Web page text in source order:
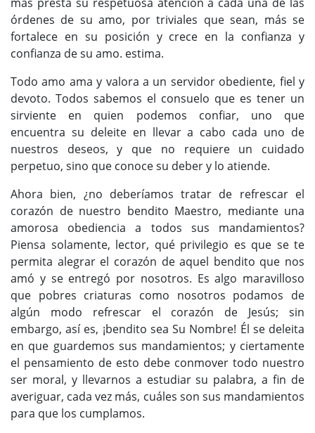
órdenes de su amo, por triviales que sean, más se
fortalece en su posición y crece en la confianza y
confianza de su amo. estima.
Todo amo ama y valora a un servidor obediente, fiel y
devoto. Todos sabemos el consuelo que es tener un
sirviente en quien podemos confiar, uno que
encuentra su deleite en llevar a cabo cada uno de
nuestros deseos, y que no requiere un cuidado
perpetuo, sino que conoce su deber y lo atiende.
Ahora bien, ¿no deberíamos tratar de refrescar el
corazón de nuestro bendito Maestro, mediante una
amorosa obediencia a todos sus mandamientos?
Piensa solamente, lector, qué privilegio es que se te
permita alegrar el corazón de aquel bendito que nos
amó y se entregó por nosotros. Es algo maravilloso
que pobres criaturas como nosotros podamos de
algún modo refrescar el corazón de Jesús; sin
embargo, así es, ¡bendito sea Su Nombre! Él se deleita
en que guardemos sus mandamientos; y ciertamente
el pensamiento de esto debe conmover todo nuestro
ser moral, y llevarnos a estudiar su palabra, a fin de
averiguar, cada vez más, cuáles son sus mandamientos
para que los cumplamos.